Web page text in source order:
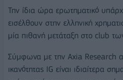
Την ίδια ώρα ερωτηματικό
εισέλθουν στην ελληνική
μία πιθανή μετάταξη στο club
Σύμφωνα με την Axia Research
ικανότητας IG είναι ιδιαίτερα